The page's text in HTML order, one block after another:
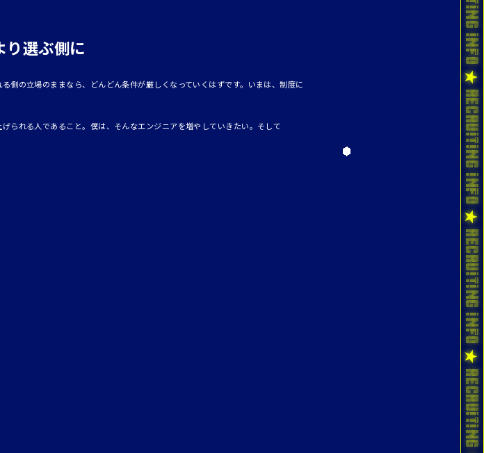
り選ぶ側に
側の立場のままなら、どんどん条件が厳しくなっていくはずです。いまは、制度に
られる人であること。僕は、そんなエンジニアを増やしていきたい。そして